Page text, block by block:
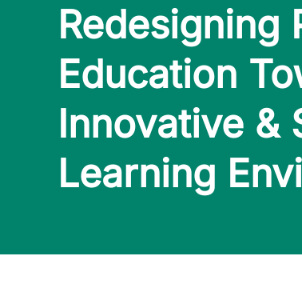
Redesigning
Education
Innovative &
Learning